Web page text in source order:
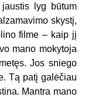
lyg būtum
skystį,
filme – kaip jį
mano mokytoja
Jos sniego
Tą patį galėčiau
Mantra mano